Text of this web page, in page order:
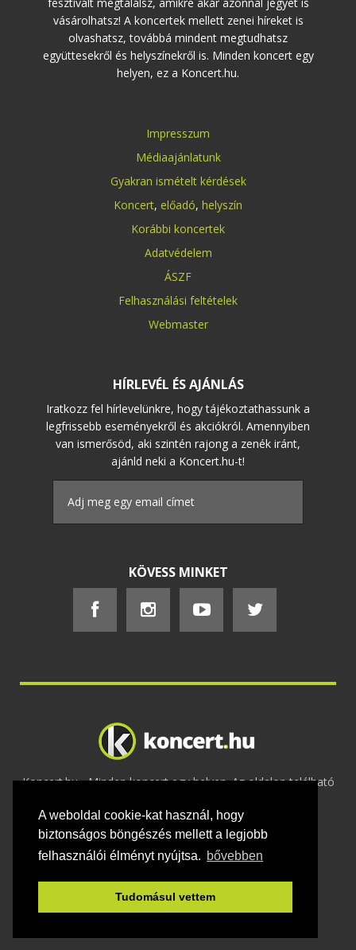
A weboldal cookie-kat használ, hogy
biztonságos böngészés mellett a legjobb
felhasználói élményt nyújtsa. bővebben
Tudomásul vettem
vásárolhatsz! A koncertek mellett zenei híreket is
olvashatsz, továbbá mindent megtudhatsz
együttesekről és helyszínekről is. Minden koncert egy
helyen, ez a Koncert.hu.
Impresszum
Médiaajánlatunk
Gyakran ismételt kérdések
Koncert, előadó, helyszín
Korábbi koncertek
Adatvédelem
ÁSZF
Felhasználási feltételek
Webmaster
HÍRLEVÉL ÉS AJÁNLÁS
Iratkozz fel hírlevelünkre, hogy tájékoztathassunk a
legfrissebb eseményekről és akciókról. Amennyiben
van ismerősöd, aki szintén rajong a zenék iránt,
ajánld neki a Koncert.hu-t!
KÖVESS MINKET
Koncert.hu - Minden koncert egy helyen. Az oldalon található
2020 Adatvédelem-ÁSZF-Felhasználási
feltételek-Webmaster- Kapcsolat és üzenet küldés